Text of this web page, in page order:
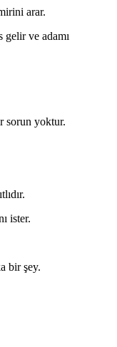
arar.
gelir ve adamı
sorun yoktur.
ister.
bir şey.